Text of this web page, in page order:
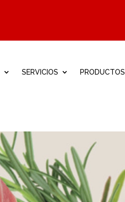
SERVICIOS PRODUCTOS